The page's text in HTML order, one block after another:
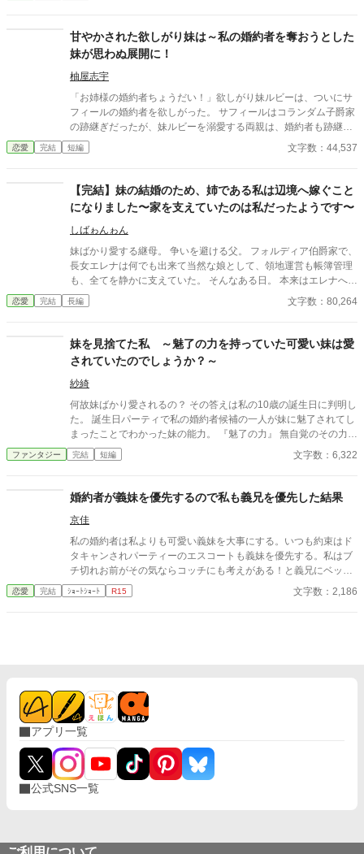
ために新しい人生を切り拓こうと思います。
甘やかされた欲しがり妹は～私の婚約者を奪おうとした
妹が思わぬ展開に！
柚屋志宇
「お姉様の婚約者ちょうだい！」欲しがり妹ルビーは、ついにサ
フィールの婚約者を欲しがった。 サフィールはコランダム子爵家
の跡継ぎだったが、妹ルビーを溺愛する両親は、婚約者も跡継ぎ
の座もサフィールから奪いルビーに与えると言い出した。 サフィ
ールは絶望したが、婚約者アルマンディンの助けでこの問題は国
説家になろうにも掲載しています。 ★2025/11/22：HOTランキン
グ１位ありがとうございます。
恋愛 完結 短編 文字数：44,537
【完結】妹の結婚のため、姉である私は辺境へ嫁ぐこと
になりました〜家を支えていたのは私だったようです〜
しばゎんゎん
妹ばかり愛する継母。 争いを避ける父。 フォルディア伯爵家で、
長女エレナは何でも出来て当然な娘として、領地運営も帳簿管理
も、全てを静かに支えていた。 そんなある日。 本来はエレナへの
縁談だった侯爵家との婚約は、妹へ譲られることになる。 代わり
に与えられたのは、田舎と噂される辺境伯家への嫁入り。 けれ
は、エレナの価値を正しく見抜いていた。 これは、便利な娘とし
て扱われていた令嬢が、初めてあなたが必要だと言われるまでの
物語。
恋愛 完結 長編 文字数：80,264
妹を見捨てた私 ～魅了の力を持っていた可愛い妹は愛
されていたのでしょうか？～
紗綺
何故妹ばかり愛されるの？ その答えは私の10歳の誕生日に判明し
た。 誕生日パーティで私の婚約者候補の一人が妹に魅了されてし
まったことでわかった妹の能力。 『魅了の力』 無自覚のその力で
周囲の人間を魅了していた。 お父様お母様が妹を溺愛していたの
も魅了の力に一因があったと。 魅了の力を制御できない妹は魔法
れることになった。 新しい家族はとても優しく、私は妹と比べら
れることのない穏やかな日々を得ていた。 ―――妹のことを忘れ
て。 私が嫁いだ頃、妹の噂が流れてきた。 魅了の力を制御できる
ようになり、制限つきだが自由を得た。 しかし実家は没落し、頼
る者もなく娼婦になったと。 なぜこれまであの子へ連絡ひとつし
なかったのかと、後悔と罪悪感が私を襲う。 それでもこの安寧を
ますようにと。
ファンタジー 完結 短編 文字数：6,322
婚約者が義妹を優先するので私も義兄を優先した結果
京佳
私の婚約者は私よりも可愛い義妹を大事にする。いつも約束はド
タキャンされパーティーのエスコートも義妹を優先する。私はブ
チ切れお前がその気ならコッチにも考えがある！と義兄にベッタ
リする事にした。「ずっとお前を愛してた！」義兄は大喜びして
私を溺愛し始める。そして私は夜会で婚約者に婚約破棄を告げら
恋愛 完結 ｼｮｰﾄｼｮｰﾄ R15 文字数：2,186
アプリ一覧
公式SNS一覧